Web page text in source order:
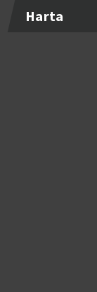
Harta